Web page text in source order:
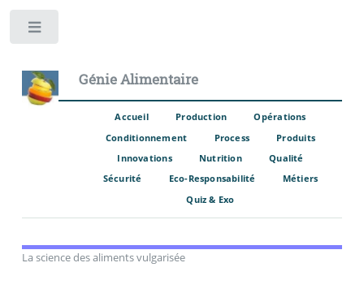
Génie Alimentaire
Accueil Production
Opérations
Conditionnement
Process
Produits
Innovations
Nutrition
Qualité
Sécurité
Eco-Responsabilité
Métiers
Quiz & Exo
La science des aliments vulgarisée